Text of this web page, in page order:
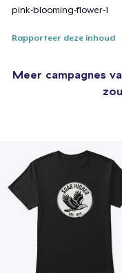
pink-blooming-flower-1
Rapporteer deze inhoud
Meer campagnes